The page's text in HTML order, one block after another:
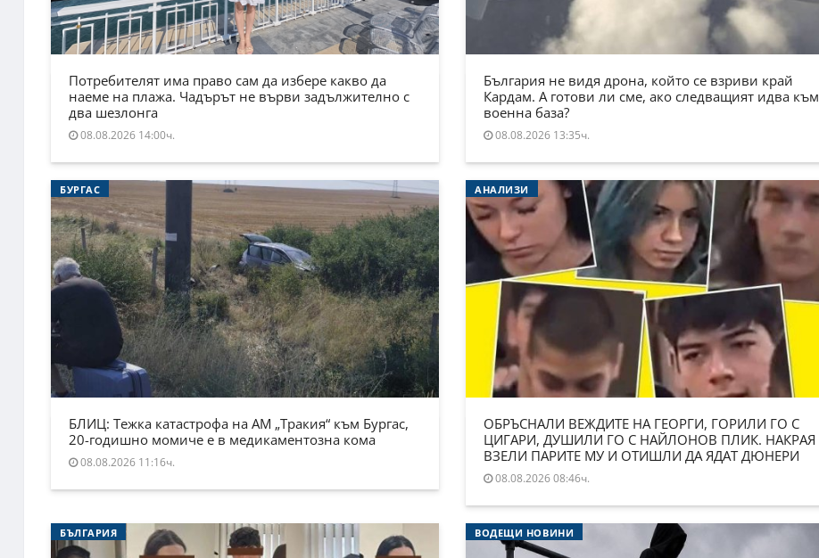
Потребителят има право сам да избере какво да
наеме на плажа. Чадърът не върви задължително с
два шезлонга
08.08.2026 14:00ч.
България не видя дрона, който се взриви край
Кардам. А готови ли сме, ако следващият идва към
военна база?
08.08.2026 13:35ч.
БУРГАС
БЛИЦ: Тежка катастрофа на АМ „Тракия“ към Бургас,
20-годишно момиче е в медикаментозна кома
08.08.2026 11:16ч.
АНАЛИЗИ
ОБРЪСНАЛИ ВЕЖДИТЕ НА ГЕОРГИ, ГОРИЛИ ГО С
ЦИГАРИ, ДУШИЛИ ГО С НАЙЛОНОВ ПЛИК. НАКРАЯ
ВЗЕЛИ ПАРИТЕ МУ И ОТИШЛИ ДА ЯДАТ ДЮНЕРИ
08.08.2026 08:46ч.
БЪЛГАРИЯ ВОДЕЩИ НОВИНИ